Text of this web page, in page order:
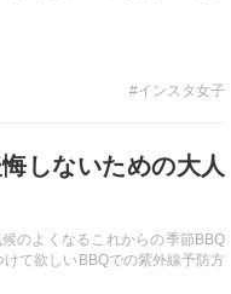
#インスタ女子
しないための大人
のよくなるこれからの季節BBQ
て欲しいBBQでの紫外線予防方